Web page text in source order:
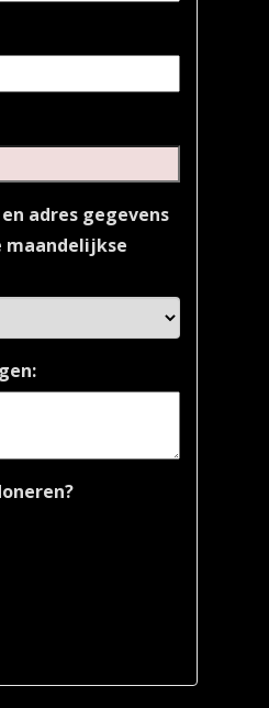
adres gegevens
maandelijkse